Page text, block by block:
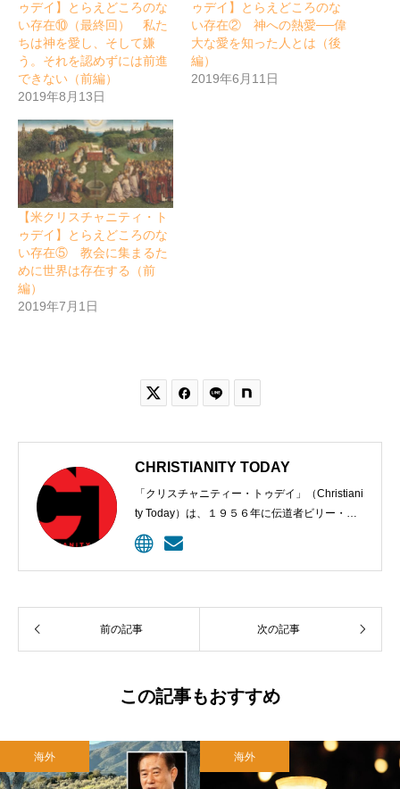
ゥデイ】とらえどころのな
い存在⑩（最終回） 私た
ちは神を愛し、そして嫌
う。それを認めずには前進
できない（前編）
2019年8月13日
ゥデイ】とらえどころのな
い存在② 神への熱愛──偉
大な愛を知った人とは（後
編）
2019年6月11日
【米クリスチャニティ・ト
ゥデイ】とらえどころのな
い存在⑤ 教会に集まるた
めに世界は存在する（前
編）
2019年7月1日
 
CHRISTIANITY TODAY
「クリスチャニティー・トゥデイ」（Christiani
ty Today）は、１９５６年に伝道者ビリー・グ
ラハムと編集長カール・ヘンリーにより創刊さ
れた、クリスチャンのための定期刊行物。９６
年、ウェブサイトが開設されて記事掲載が始め
ン指導者に毎月届けられ、オンラインの購読者
は１０００万に上る。
前の記事 次の記事
この記事もおすすめ
海外 海外